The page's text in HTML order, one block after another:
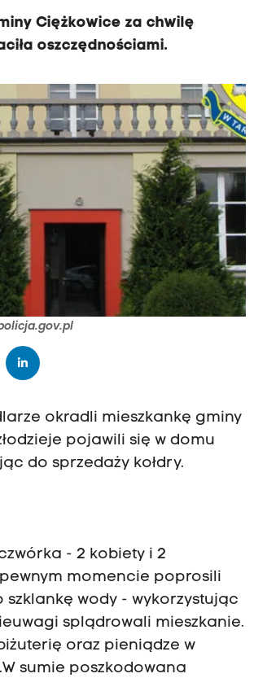
Ciężkowice za chwilę
oszczędnościami.
okradli mieszkankę gminy
pojawili się w domu
do sprzedaży kołdry.
- 2 kobiety i 2
pewnym momencie poprosili
szklankę wody - wykorzystując
splądrowali mieszkanie.
oraz pieniądze w
sumie poszkodowana